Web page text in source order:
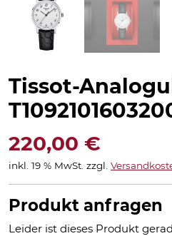
Tissot-
220,00 €
inkl. 19 % MwSt. zzgl.
Produkt anfragen
Leider ist dieses Produkt